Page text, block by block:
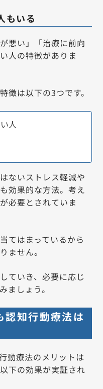
もいる
悪い」「治療に前向
人の特徴がありま
徴は以下の3つです。
人
ないストレス軽減や
効果的な方法。考え
必要とされていま
てはまっているから
ません。
ていき、必要に応じ
ましょう。
認知行動療法は
動療法のメリットは
下の効果が実証され